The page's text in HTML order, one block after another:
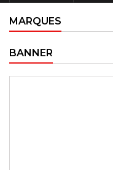
MARQUES
BANNER